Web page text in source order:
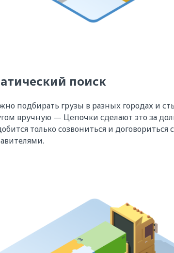
поиск
подбирать грузы в разных городах и
вручную — Цепочки сделают это за
только созвониться и договориться с